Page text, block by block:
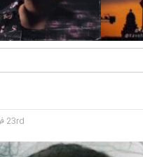
23rd فوریه 2016